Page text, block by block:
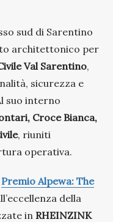
sud di Sarentino
architettonico per
Val Sarentino,
sicurezza e
suo interno
Croce Bianca,
, riuniti
operativa.
Premio Alpewa: The
della
in RHEINZINK